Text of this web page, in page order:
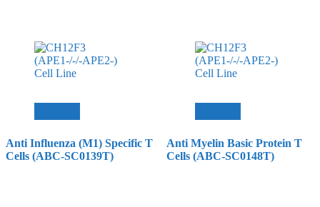
Anti Influenza (M1) Specific T
Cells (ABC-SC0139T)
Anti Myelin Basic Protein T
Cells (ABC-SC0148T)